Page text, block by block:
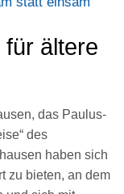
ältere
das Paulus-
des
haben sich
zu bieten, an dem